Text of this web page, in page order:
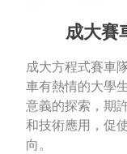
成大賽
成大方程式賽車
車有熱情的大學
意義的探索，期
和技術應用，促
向。